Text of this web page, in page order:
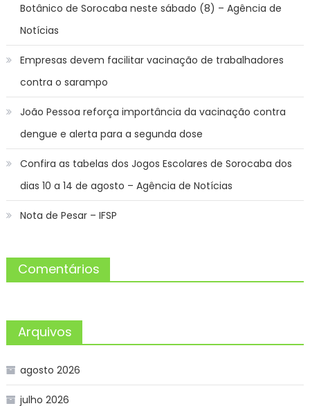
Botânico de Sorocaba neste sábado (8) – Agência de
Notícias
Empresas devem facilitar vacinação de trabalhadores
contra o sarampo
João Pessoa reforça importância da vacinação contra
dengue e alerta para a segunda dose
Confira as tabelas dos Jogos Escolares de Sorocaba dos
dias 10 a 14 de agosto – Agência de Notícias
Nota de Pesar – IFSP
Comentários
Arquivos
agosto 2026
julho 2026